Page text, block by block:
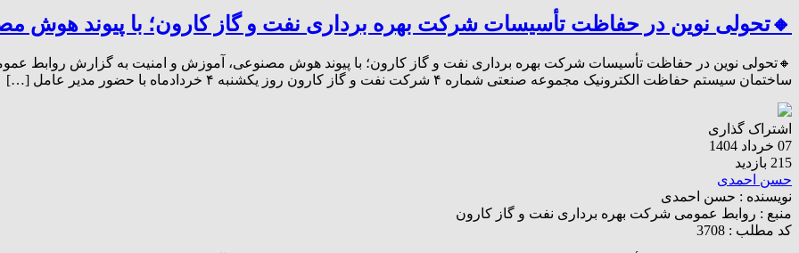
🔸تحولی نوین در حفاظت تأسیسات شرکت بهره برداری نفت و گاز کارون؛ با پیوند هوش
🔸تحولی نوین در حفاظت تأسیسات شرکت بهره برداری نفت و گاز کارون؛ با پیوند هوش مصنوعی، آموزش و امنیت به گزارش روابط
ساختمان سیستم حفاظت الکترونیک مجموعه صنعتی شماره ۴ شرکت نفت و گاز کارون روز یکشنبه ۴ خردادماه با حضور مدیر عامل […]
اشتراک گذاری
07 خرداد 1404
215 بازدید
حسن احمدی
نویسنده : حسن احمدی
منبع : روابط عمومی شرکت بهره برداری نفت و گاز کارون
کد مطلب : 3708